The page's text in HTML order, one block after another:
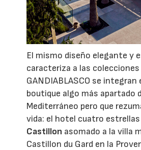
El mismo diseño elegante y
caracteriza a las colecciones
GANDIABLASCO se
boutique algo más apartado
Mediterráneo pero que
vida: el hotel cuatro estrellas
Castillon asomado a la villa
Castillon du Gard en la